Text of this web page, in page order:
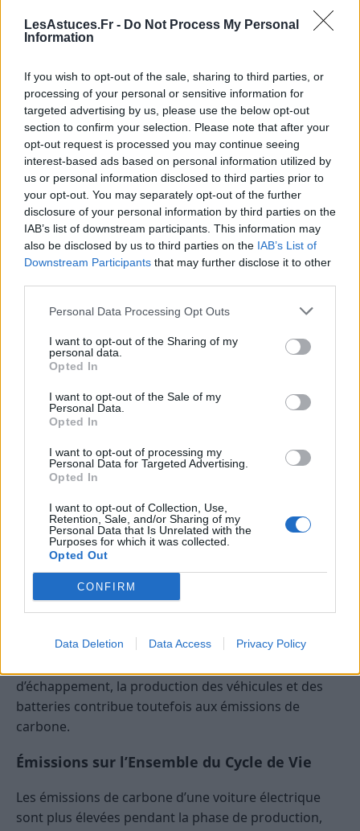
LesAstuces.Fr - Do Not Process My Personal
Information
If you wish to opt-out of the sale, sharing to third parties, or
processing of your personal or sensitive information for
targeted advertising by us, please use the below opt-out
section to confirm your selection. Please note that after your
opt-out request is processed you may continue seeing
interest-based ads based on personal information utilized by
us or personal information disclosed to third parties prior to
your opt-out. You may separately opt-out of the further
disclosure of your personal information by third parties on the
IAB’s list of downstream participants. This information may
also be disclosed by us to third parties on the IAB’s List of
Downstream Participants that may further disclose it to other
Personal Data Processing Opt Outs
I want to opt-out of the Sharing of my
personal data.
Opted In
I want to opt-out of the Sale of my
Personal Data.
Opted In
I want to opt-out of processing my
Personal Data for Targeted Advertising.
Opted In
I want to opt-out of Collection, Use,
Retention, Sale, and/or Sharing of my
Personal Data that Is Unrelated with the
Purposes for which it was collected.
Opted Out
CONFIRM
Data Deletion Data Access Privacy Policy
Optimisation des Coûts de Recharge :
rechargeant à domicile peuvent bénéficier de
tarifs réduits pendant les heures creuses, ce
qui réduit considérablement les coûts
énergétiques. En effet, environ 80% des
propriétaires de voiture électrique
rechargent leur véhicule à leur domicile, ce
qui leur permet de choisir le moment le plus
économique pour recharger​
Autres Coûts de Fonctionnement
en compte d’autres aspects tels que l’entretien et
l’assurance. Généralement, les voitures électriques
nécessitent moins d’entretien que les voitures à
combustion en raison de la simplicité de leur moteur
et de l’absence de pièces mécaniques complexes
comme les boîtes de vitesses ou les systèmes
d’échappement. Cela se traduit par des économies
significatives sur le long terme.
Impact Écologique des Voitures
Électriques
Comparaison des Émissions
Les voitures électriques (VE) offrent un avantage
significatif en termes de réduction des émissions
combustion interne (ICE) fonctionnant à l’essence ou
d’échappement, la production des véhicules et des
batteries contribue toutefois aux émissions de
carbone​​.
Émissions sur l’Ensemble du Cycle de Vie
Les émissions de carbone d’une voiture électrique
sont plus élevées pendant la phase de production,